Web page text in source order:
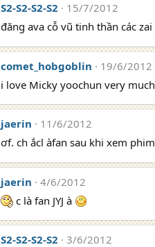
S2-S2-S2-S2
15/7/2012
đăng ava cỗ vũ tinh thần các zai
comet_hobgoblin
19/6/2012
i love Micky yoochun very much
jaerin
11/6/2012
ơf. ch ắcl àfan sau khi xem
jaerin
4/6/2012
c là fan JYJ à
S2-S2-S2-S2
3/6/2012